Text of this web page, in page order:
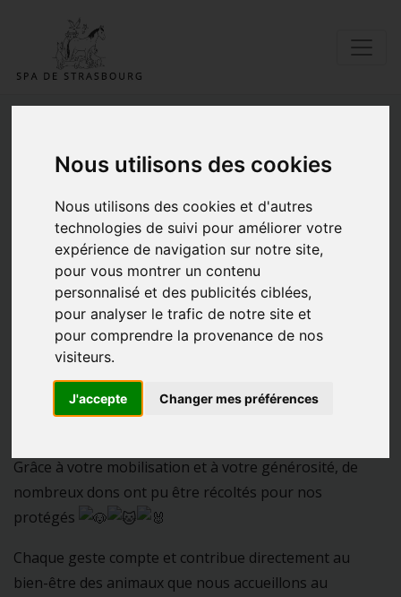
Nous utilisons des cookies
Nous utilisons des cookies et d'autres
technologies de suivi pour améliorer votre
expérience de navigation sur notre site,
pour vous montrer un contenu
personnalisé et des publicités ciblées,
pour analyser le trafic de notre site et
pour comprendre la provenance de nos
visiteurs.
J'accepte Changer mes préférences
Une belle collecte à la CTS !
27/05/2026 | Posté par Catherine | Collectes Zoom sur Mise en avant
Un grand merci à la
pour l’organisation de cette collecte en interne au
Grâce à votre mobilisation et à votre générosité, de
nombreux dons ont pu être récoltés pour nos
protégés
Chaque geste compte et contribue directement au
bien-être des animaux que nous accueillons au